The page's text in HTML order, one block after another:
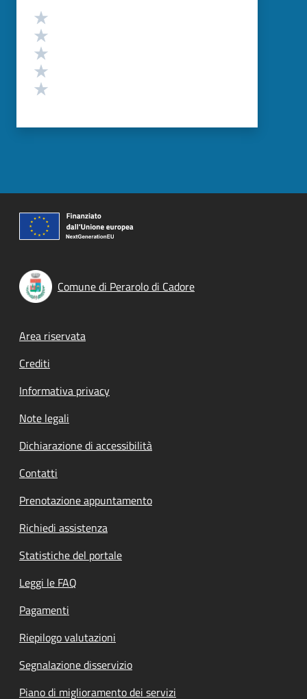
Valutazione
Comune di Perarolo di Cadore
Footer menu
Area riservata
Crediti
Informativa privacy
Note legali
Dichiarazione di accessibilità
Contatti
Prenotazione appuntamento
Richiedi assistenza
Statistiche del portale
Leggi le FAQ
Pagamenti
Riepilogo valutazioni
Segnalazione disservizio
Piano di miglioramento dei servizi